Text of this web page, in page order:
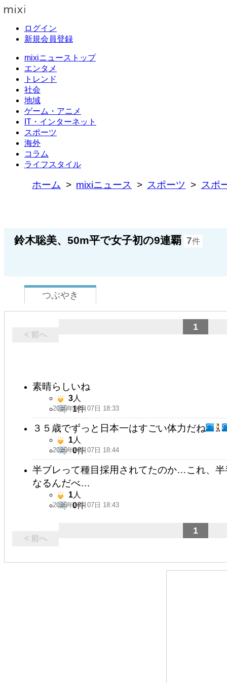
ログイン
新規会員登録
mixiニューストップ
エンタメ
トレンド
社会
地域
ゲーム・アニメ
IT・インターネット
スポーツ
海外
コラム
ライフスタイル
ホーム mixiニュース スポーツ スポ
鈴木聡美、50m平で女子初の9連覇 7件
つぶやき
< 前へ
1
素晴らしいね
2026年06月07日 18:33
3人
1件
３５歳でずっと日本一はすごい体力だね
2026年06月07日 18:44
1人
0件
半ブレって種目採用されてたのか…これ、
なるんだべ…
2026年06月07日 18:43
1人
0件
< 前へ
1